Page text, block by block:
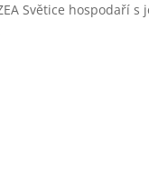
Světice hospodaří